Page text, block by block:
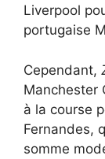
Liverpool
portugaise
Cependant,
Manchester
à la course
Fernandes,
somme